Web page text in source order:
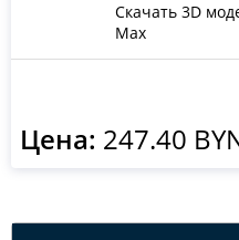
Скачать 3D
Max
Цена: 247.40